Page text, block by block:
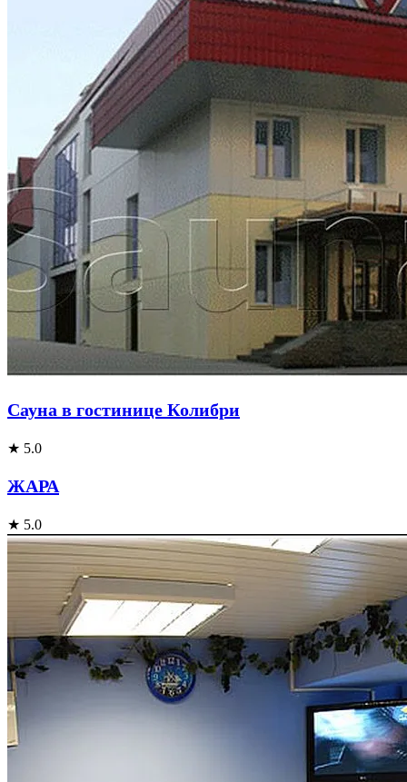
Сауна в гостинице Колибри
★ 5.0
ЖАРА
★ 5.0